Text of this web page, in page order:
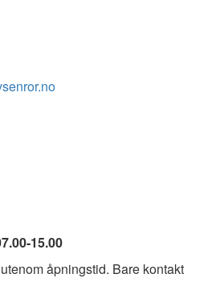
15.00
åpningstid. Bare kontakt